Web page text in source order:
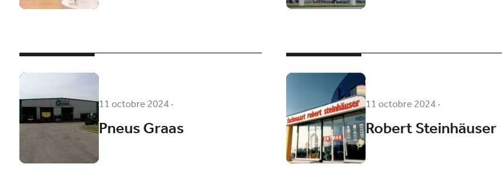
11 octobre 2024·
Pneus Graas
11 octobre 2024·
Robert Steinhäuser